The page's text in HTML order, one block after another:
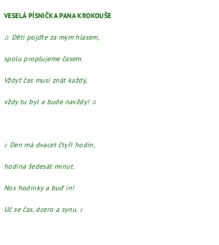
VESELÁ PÍSNIČKA PANA KROKOUŠE
♫ Děti pojďte za mým hlasem,
spolu proplujeme časem.
Vždyť čas musí znát každý,
vždy tu byl a bude navždy! ♫
♪ Den má dvacet čtyři hodin,
hodina šedesát minut.
Nos hodinky a buď in!
Uč se čas, dcero a synu. ♪